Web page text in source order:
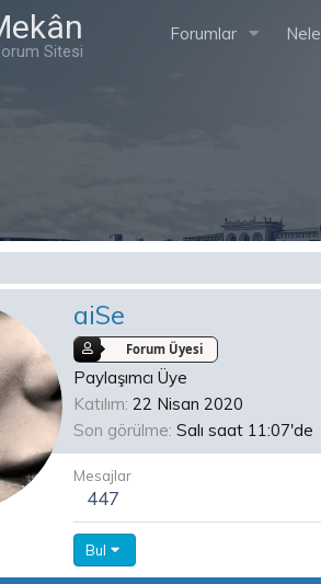
Sitesi
Forumlar
aiSe
Forum Üyesi
Paylaşımcı Üye
Katılım 22 Nisan 2020
Son görülme Salı saat 11:07'de
Mesajlar
447
Bul